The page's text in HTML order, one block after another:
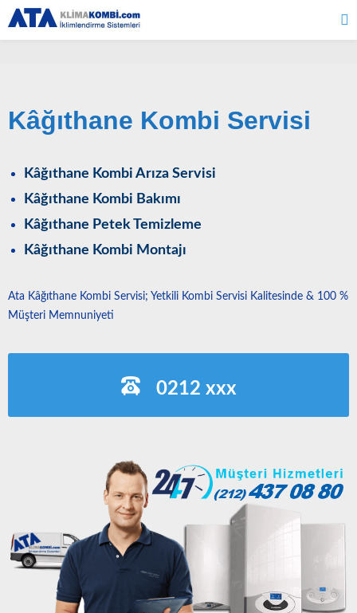
Kâğıthane Kombi Servisi
Kâğıthane Kombi Arıza Servisi
Kâğıthane Kombi Bakımı
Kâğıthane Petek Temizleme
Kâğıthane Kombi Montajı
Ata Kâğıthane Kombi Servisi; Yetkili Kombi Servisi Kalitesinde & 100 %
Müşteri Memnuniyeti
0212 xxx